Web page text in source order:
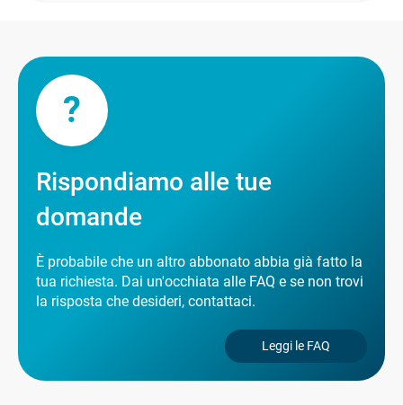
?
Rispondiamo alle tue
domande
È probabile che un altro abbonato abbia già fatto la
tua richiesta. Dai un'occhiata alle FAQ e se non trovi
la risposta che desideri, contattaci.
Leggi le FAQ